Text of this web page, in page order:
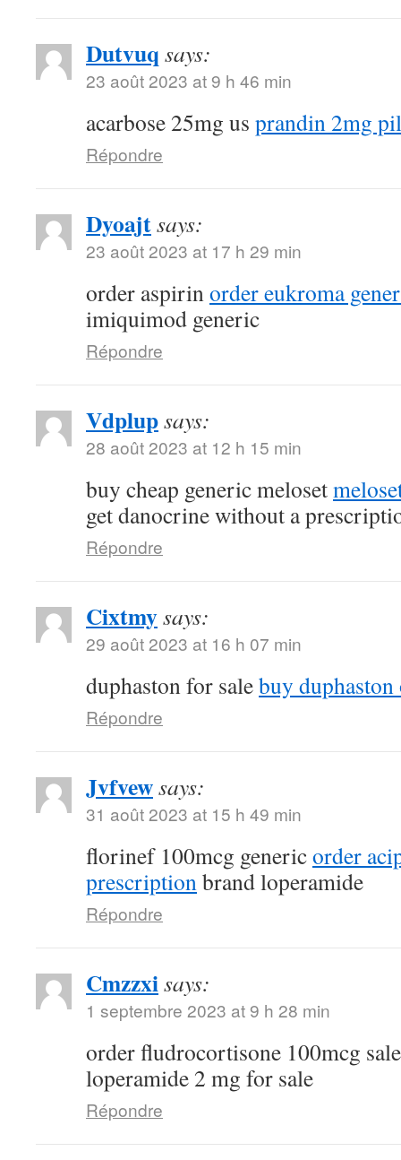
Dutvuq says:
23 août 2023 at 9 h 46 min
acarbose 25mg us prandin 2mg
Répondre
Dyoajtsays:
23 août 2023 at 17 h 29 min
order aspirinorder eukroma
imiquimod generic
Répondre
Vdplupsays:
28 août 2023 at 12 h 15 min
buy cheap generic meloset
get danocrine without a
Répondre
Cixtmysays:
29 août 2023 at 16 h 07 min
duphaston for salebuy
Répondre
Jvfvewsays:
31 août 2023 at 15 h 49 min
florinef 100mcg genericorder
prescriptionbrand loperamide
Répondre
Cmzzxisays:
1 septembre 2023 at 9 h 28 min
order fludrocortisone 100mcg
loperamide 2 mg for sale
Répondre